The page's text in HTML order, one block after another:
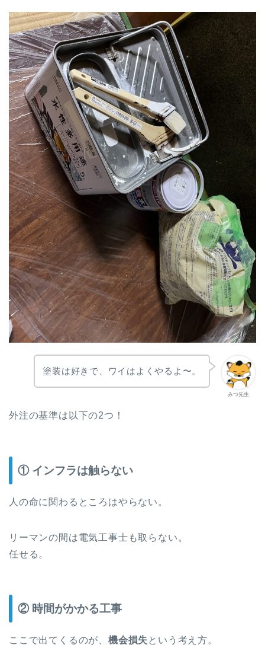
みつ先生
塗装は好きで、ワイはよくやるよ〜。
外注の基準は以下の2つ！
① インフラは触らない
人の命に関わるところはやらない。
リーマンの間は電気工事士も取らない。
任せる。
② 時間がかかる工事
ここで出てくるのが、 機会損失 という考え方。